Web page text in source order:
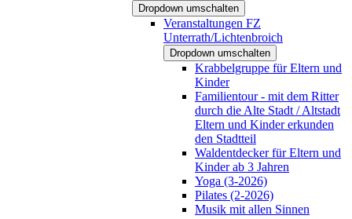
Dropdown umschalten
Veranstaltungen FZ
Unterrath/Lichtenbroich
Dropdown umschalten
Krabbelgruppe für Eltern und
Kinder
Familientour - mit dem Ritter
durch die Alte Stadt / Altstadt
Eltern und Kinder erkunden
den Stadtteil
Waldentdecker für Eltern und
Kinder ab 3 Jahren
Yoga (3-2026)
Pilates (2-2026)
Musik mit allen Sinnen